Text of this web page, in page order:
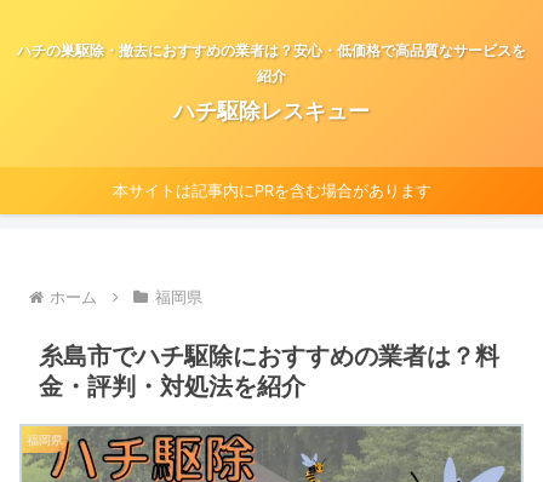
ハチの巣駆除・撤去におすすめの業者は？安心・低価格で高品質なサービスを
紹介
ハチ駆除レスキュー
本サイトは記事内にPRを含む場合があります
ホーム 福岡県
糸島市でハチ駆除におすすめの業者は？料
金・評判・対処法を紹介
福岡県